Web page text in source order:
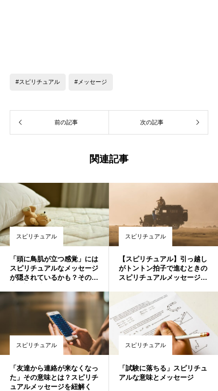
#スピリチュアル #メッセージ
前の記事 次の記事
関連記事
スピリチュアル
「頭に鳥肌が立つ感覚」には
スピリチュアルなメッセージ
が隠されているかも？その意
スピリチュアル
【スピリチュアル】引っ越し
がトントン拍子で進むときの
スピリチュアルメッセージと
スピリチュアル
「友達から連絡が来なくなっ
た」その意味とは？スピリチ
ュアルメッセージを紐解く
スピリチュアル
「試験に落ちる」スピリチュ
アルな意味とメッセージ